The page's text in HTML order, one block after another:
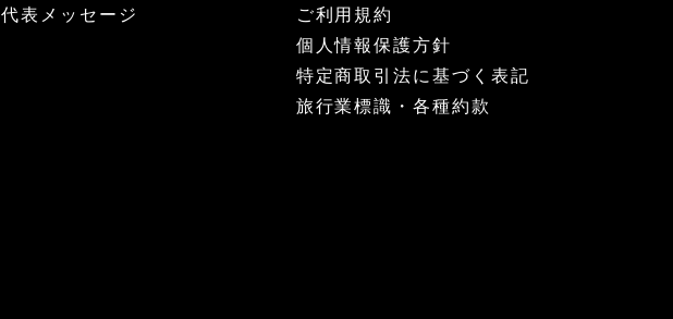
代表メッセージ
ご利用規約
個人情報保護方針
特定商取引法に基づく表記
旅行業標識・各種約款